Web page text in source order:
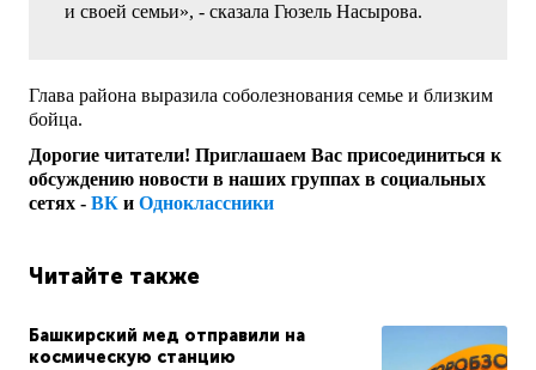
и своей семьи», - сказала Гюзель Насырова.
Глава района выразила соболезнования семье и близким
бойца.
Дорогие читатели! Приглашаем Вас присоединиться к
обсуждению новости в наших группах в социальных
сетях - ВК и Одноклассники
Читайте также
Башкирский мед отправили на
космическую станцию